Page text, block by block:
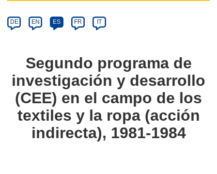
Article
available
following
languages:
DE EN ES FR IT
Segundo programa de
investigación y desarrollo
(CEE) en el campo de los
textiles y la ropa (acción
indirecta), 1981-1984